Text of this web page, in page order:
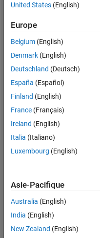
2017
Followers:
Following:
0
Follow
Message
Tableau de bord
MATLAB Answers
-2-13
United States (English)
Europe
Belgium (English)
Denmark (English)
Deutschland (Deutsch)
España (Español)
Finland (English)
France (Français)
Ireland (English)
Italia (Italiano)
Luxembourg (English)
Asie-Pacifique
Australia (English)
India (English)
New Zealand (English)